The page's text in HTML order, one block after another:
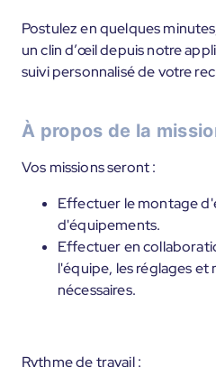
Postulez en quelques
un clin d’œil depuis notre
suivi personnalisé de votre
À propos de la
Vos missions seront :
Effectuer le montage
d'équipements.
Effectuer en
l'équipe, les réglages et
nécessaires.
Rythme de travail :